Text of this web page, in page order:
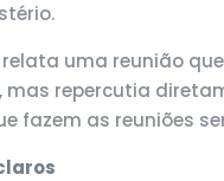
relata uma reunião
mas repercutia
fazem as reuniões